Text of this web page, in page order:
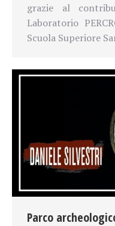
grazie al
Laboratorio
Scuola Superiore
Parco